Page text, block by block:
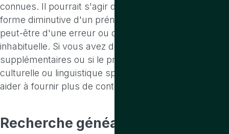
connues. Il pourrait s'agir d'une variation ou d'une
forme diminutive d'un prénom plus commun, ou
peut-être d'une erreur ou d'une translittération
inhabituelle. Si vous avez des informations
supplémentaires ou si le prénom est d'origine
culturelle ou linguistique spécifique, cela pourrait
aider à fournir plus de contexte.
Recherche généalogique